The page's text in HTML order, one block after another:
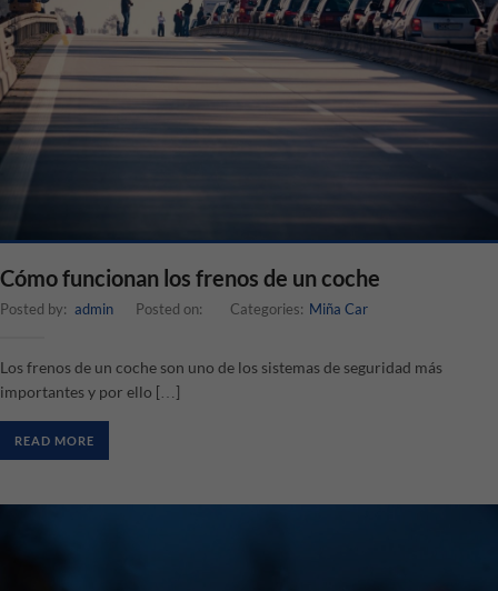
Cómo funcionan los frenos de un coche
Posted by: admin Posted on: Categories: Miña Car
Los frenos de un coche son uno de los sistemas de seguridad más
importantes y por ello […]
READ MORE